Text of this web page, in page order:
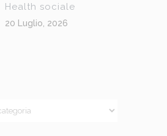
Health sociale
20 Luglio, 2026